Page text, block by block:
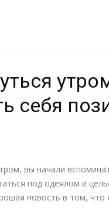
себя
вы начали
под одеялом и
новость в том, что